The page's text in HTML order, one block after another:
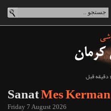
SanatMes Kerman
Friday 7 August 2026